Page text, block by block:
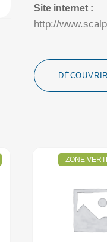
Site internet :
http://
ZONE